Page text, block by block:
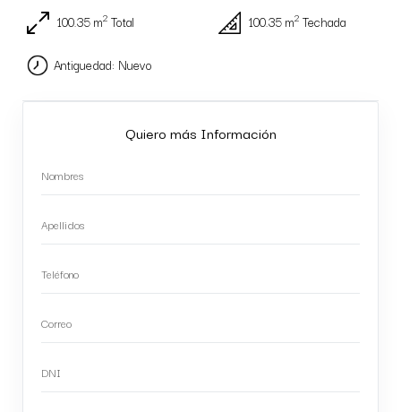
100.35 m2 Total 100.35 m2 Techada
Antiguedad: Nuevo
Quiero más Información